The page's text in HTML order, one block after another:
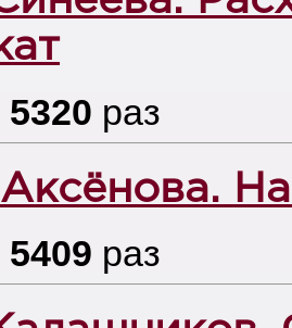
5320 раз
5409 раз